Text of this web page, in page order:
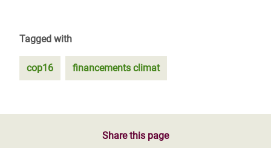
Tagged with
cop16 financements climat
Share this page